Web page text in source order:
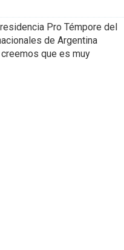
Pro Témpore del
de Argentina
que es muy